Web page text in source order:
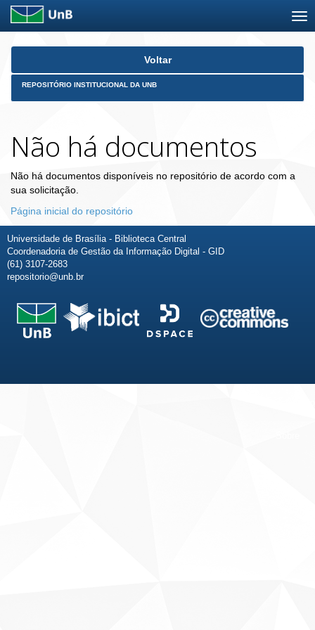
Skip
Voltar
REPOSITÓRIO INSTITUCIONAL DA UNB
Não há documentos
Não há documentos disponíveis no repositório de acordo com a
sua solicitação.
Página inicial do repositório
Universidade de Brasília - Biblioteca Central
Coordenadoria de Gestão da Informação Digital - GID
(61) 3107-2683
repositorio@unb.br